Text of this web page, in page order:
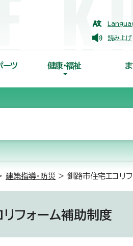
読み上げ
ーツ 健康・福祉
建築指導・防災 > 釧路市住宅エコリ
フォーム補助制度